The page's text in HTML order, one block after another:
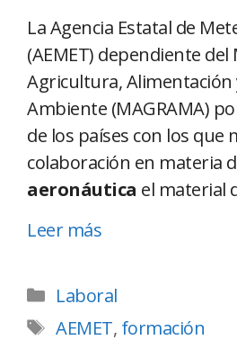
La Agencia Estatal de
(AEMET) dependiente
Agricultura, Alimentación
Ambiente (MAGRAMA)
de los países con los que
colaboración en materia
aeronáutica el material
Leer más
Laboral
AEMET, formación